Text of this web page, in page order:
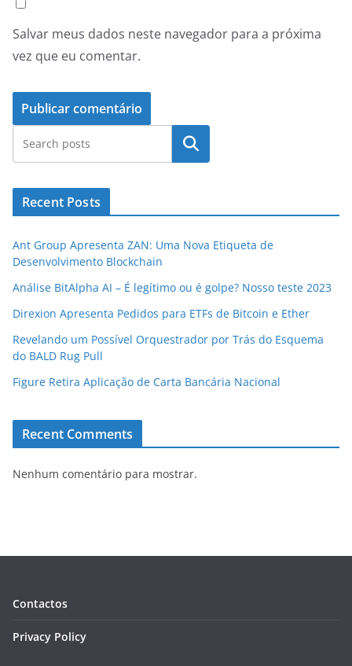
Salvar meus dados neste navegador para a próxima
vez que eu comentar.
Pesquisar
Recent Posts
Ant Group Apresenta ZAN: Uma Nova Etiqueta de
Desenvolvimento Blockchain
Análise BitAlpha AI – É legítimo ou é golpe? Nosso teste 2023
Direxion Apresenta Pedidos para ETFs de Bitcoin e Ether
Revelando um Possível Orquestrador por Trás do Esquema
do BALD Rug Pull
Figure Retira Aplicação de Carta Bancária Nacional
Recent Comments
Nenhum comentário para mostrar.
Contactos
Privacy Policy